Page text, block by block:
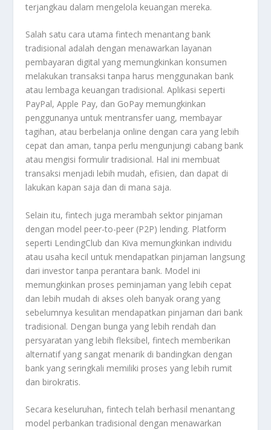
terjangkau dalam mengelola keuangan mereka.
Salah satu cara utama fintech menantang bank
tradisional adalah dengan menawarkan layanan
pembayaran digital yang memungkinkan konsumen
melakukan transaksi tanpa harus menggunakan bank
atau lembaga keuangan tradisional. Aplikasi seperti
PayPal, Apple Pay, dan GoPay memungkinkan
penggunanya untuk mentransfer uang, membayar
tagihan, atau berbelanja online dengan cara yang lebih
cepat dan aman, tanpa perlu mengunjungi cabang bank
atau mengisi formulir tradisional. Hal ini membuat
transaksi menjadi lebih mudah, efisien, dan dapat di
lakukan kapan saja dan di mana saja.
Selain itu, fintech juga merambah sektor pinjaman
dengan model peer-to-peer (P2P) lending. Platform
seperti LendingClub dan Kiva memungkinkan individu
atau usaha kecil untuk mendapatkan pinjaman langsung
dari investor tanpa perantara bank. Model ini
memungkinkan proses peminjaman yang lebih cepat
dan lebih mudah di akses oleh banyak orang yang
sebelumnya kesulitan mendapatkan pinjaman dari bank
tradisional. Dengan bunga yang lebih rendah dan
persyaratan yang lebih fleksibel, fintech memberikan
alternatif yang sangat menarik di bandingkan dengan
bank yang seringkali memiliki proses yang lebih rumit
dan birokratis.
Secara keseluruhan, fintech telah berhasil menantang
model perbankan tradisional dengan menawarkan